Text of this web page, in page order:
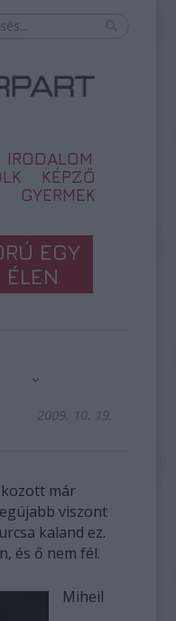
IRODALOM
KÉPZŐ
GYERMEK
EGY
2009. 10. 19.
már
viszont
kaland ez.
és ő nem fél.
Miheil